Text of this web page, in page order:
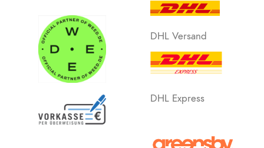
DHL Versand
DHL Express